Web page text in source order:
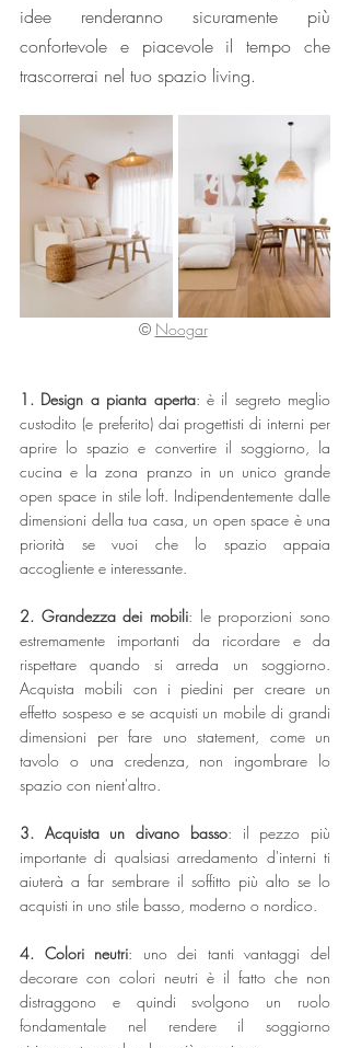
idee renderanno sicuramente più
confortevole e piacevole il tempo che
trascorrerai nel tuo spazio living.
© Noogar
1. Design a pianta aperta: è il segreto meglio
custodito (e preferito) dai progettisti di interni per
aprire lo spazio e convertire il soggiorno, la
cucina e la zona pranzo in un unico grande
open space in stile loft. Indipendentemente dalle
dimensioni della tua casa, un open space è una
priorità se vuoi che lo spazio appaia
accogliente e interessante.
2. Grandezza dei mobili: le proporzioni sono
estremamente importanti da ricordare e da
rispettare quando si arreda un soggiorno.
Acquista mobili con i piedini per creare un
effetto sospeso e se acquisti un mobile di grandi
dimensioni per fare uno statement, come un
tavolo o una credenza, non ingombrare lo
spazio con nient'altro.
3. Acquista un divano basso: il pezzo più
importante di qualsiasi arredamento d'interni ti
aiuterà a far sembrare il soffitto più alto se lo
acquisti in uno stile basso, moderno o nordico.
4. Colori neutri: uno dei tanti vantaggi del
decorare con colori neutri è il fatto che non
distraggono e quindi svolgono un ruolo
fondamentale nel rendere il soggiorno